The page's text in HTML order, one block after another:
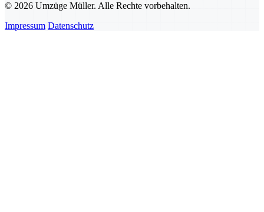
© 2026 Umzüge Müller. Alle Rechte vorbehalten.
Impressum Datenschutz